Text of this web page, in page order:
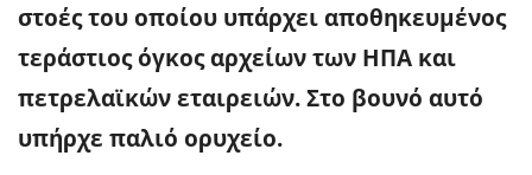
στοές του οποίου υπάρχει αποθηκευμένος
τεράστιος όγκος αρχείων των ΗΠΑ και
πετρελαϊκών εταιρειών. Στο βουνό αυτό
υπήρχε παλιό ορυχείο.